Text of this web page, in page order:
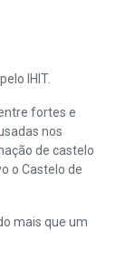
IHIT.
fortes e
nos
de castelo
o Castelo de
mais que um